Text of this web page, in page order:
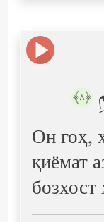
﴿٨﴾
Он гоҳ,
қиёмат